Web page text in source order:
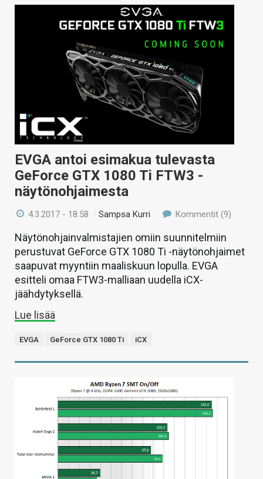
EVGA antoi esimakua tulevasta
GeForce GTX 1080 Ti FTW3 -
näytönohjaimesta
4.3.2017 - 18:58 /Sampsa Kurri Kommentit (9)
Näytönohjainvalmistajien omiin suunnitelmiin
perustuvat GeForce GTX 1080 Ti -näytönohjaimet
saapuvat myyntiin maaliskuun lopulla. EVGA
esitteli omaa FTW3-malliaan uudella iCX-
jäähdytyksellä.
Lue lisää
EVGA GeForce GTX 1080 Ti iCX